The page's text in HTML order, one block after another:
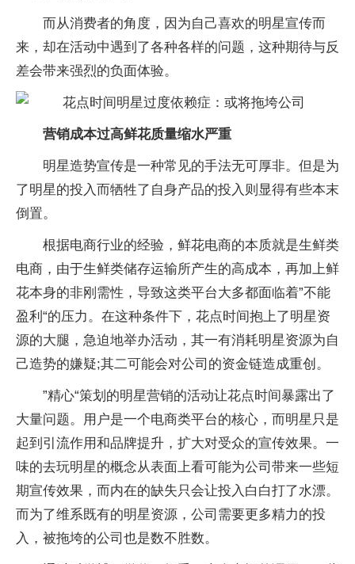
而从消费者的角度，因为自己喜欢的明星宣传而
来，却在活动中遇到了各种各样的问题，这种期待与反
差会带来强烈的负面体验。
营销成本过高鲜花质量缩水严重
明星造势宣传是一种常见的手法无可厚非。但是为
了明星的投入而牺牲了自身产品的投入则显得有些本末
倒置。
根据电商行业的经验，鲜花电商的本质就是生鲜类
电商，由于生鲜类储存运输所产生的高成本，再加上鲜
花本身的非刚需性，导致这类平台大多都面临着”不能
盈利“的压力。在这种条件下，花点时间抱上了明星资
源的大腿，急迫地举办活动，其一有消耗明星资源为自
己造势的嫌疑;其二可能会对公司的资金链造成重创。
”精心“策划的明星营销的活动让花点时间暴露出了
大量问题。用户是一个电商类平台的核心，而明星只是
起到引流作用和品牌提升，扩大对受众的宣传效果。一
味的去玩明星的概念从表面上看可能为公司带来一些短
期宣传效果，而内在的缺失只会让投入白白打了水漂。
而为了维系既有的明星资源，公司需要更多精力的投
入，被拖垮的公司也是数不胜数。